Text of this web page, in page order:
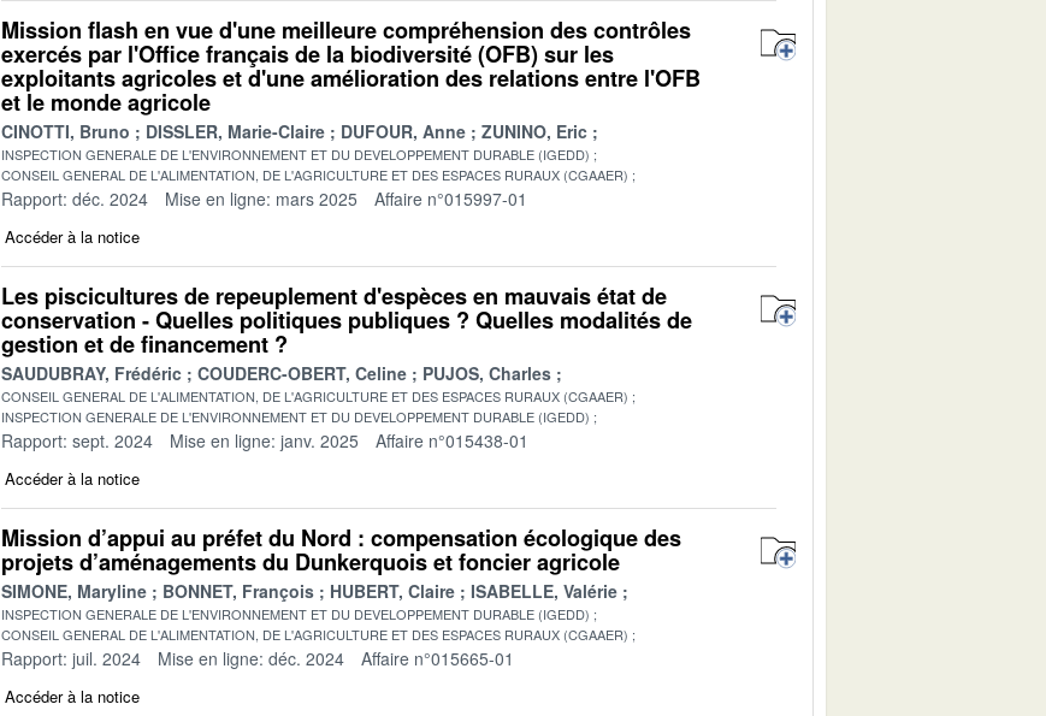
Mission flash en vue d'une meilleure compréhension des contrôles
exercés par l'Office français de la biodiversité (OFB) sur les
exploitants agricoles et d'une amélioration des relations entre l'OFB
et le monde agricole
CINOTTI, Bruno DISSLER, Marie-Claire DUFOUR, Anne ZUNINO, Eric
INSPECTION GENERALE DE L'ENVIRONNEMENT ET DU DEVELOPPEMENT DURABLE (IGEDD)
CONSEIL GENERAL DE L'ALIMENTATION, DE L'AGRICULTURE ET DES ESPACES RURAUX (CGAAER)
Rapport: déc. 2024 Mise en ligne: mars 2025 Affaire n°015997-01
Accéder à la notice
Les piscicultures de repeuplement d'espèces en mauvais état de
conservation - Quelles politiques publiques ? Quelles modalités de
gestion et de financement ?
SAUDUBRAY, Frédéric COUDERC-OBERT, Celine PUJOS, Charles
CONSEIL GENERAL DE L'ALIMENTATION, DE L'AGRICULTURE ET DES ESPACES RURAUX (CGAAER)
INSPECTION GENERALE DE L'ENVIRONNEMENT ET DU DEVELOPPEMENT DURABLE (IGEDD)
Rapport: sept. 2024 Mise en ligne: janv. 2025 Affaire n°015438-01
Accéder à la notice
Mission d’appui au préfet du Nord : compensation écologique des
projets d’aménagements du Dunkerquois et foncier agricole
SIMONE, Maryline BONNET, François HUBERT, Claire ISABELLE, Valérie
INSPECTION GENERALE DE L'ENVIRONNEMENT ET DU DEVELOPPEMENT DURABLE (IGEDD)
CONSEIL GENERAL DE L'ALIMENTATION, DE L'AGRICULTURE ET DES ESPACES RURAUX (CGAAER)
Rapport: juil. 2024 Mise en ligne: déc. 2024 Affaire n°015665-01
Accéder à la notice